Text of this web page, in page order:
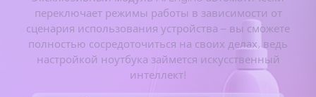
переключает режимы работы в зависимости от
сценария использования устройства – вы сможете
полностью сосредоточиться на своих делах, ведь
настройкой ноутбука займется искусственный
интеллект!